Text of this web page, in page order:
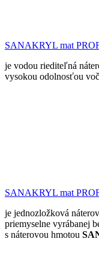
SANAKRYL mat
je vodou riediteľná
vysokou odolnosťou
SANAKRYL mat
je jednozložková
priemyselne vyrábanej
s náterovou hmotou